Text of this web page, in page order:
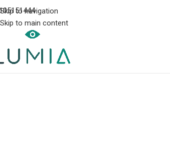
Skip to navigation
Skip to main content